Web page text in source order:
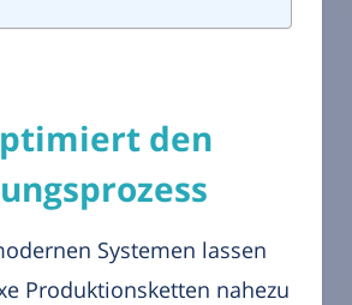
den
Systemen lassen
Produktionsketten nahezu